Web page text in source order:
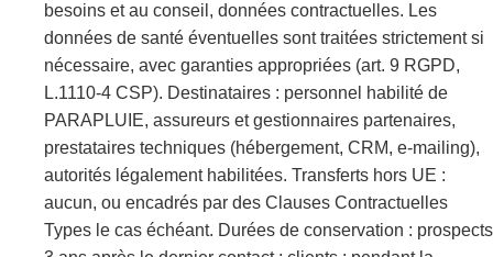
besoins et au conseil, données contractuelles. Les
données de santé éventuelles sont traitées strictement si
nécessaire, avec garanties appropriées (art. 9 RGPD,
L.1110-4 CSP). Destinataires : personnel habilité de
PARAPLUIE, assureurs et gestionnaires partenaires,
prestataires techniques (hébergement, CRM, e-mailing),
autorités légalement habilitées. Transferts hors UE :
aucun, ou encadrés par des Clauses Contractuelles
Types le cas échéant. Durées de conservation : prospects